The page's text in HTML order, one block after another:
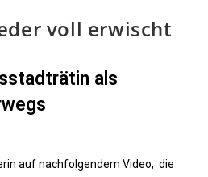
voll erwischt
als
auf nachfolgendem Video, die